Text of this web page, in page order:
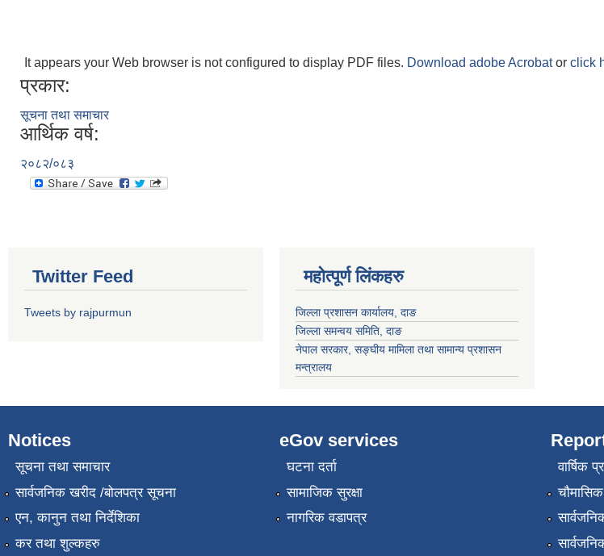
It appears your Web browser is not configured to display PDF files. Download adobe Acrobator click
प्रकार:
सूचना तथा समाचार
आर्थिक वर्ष:
२०८२/०८३
Twitter Feed
Tweets by rajpurmun
महोत्पूर्ण लिंकहरु
जिल्ला प्रशासन कार्यालय, दाङ
जिल्ला समन्वय समिति, दाङ
नेपाल सरकार, सङ्घीय मामिला तथा सामान्य प्रशासन
मन्त्रालय
Notices
सूचना तथा समाचार
सार्वजनिक खरीद /बोलपत्र सूचना
एन, कानुन तथा निर्देशिका
कर तथा शुल्कहरु
eGov services
घटना दर्ता
सामाजिक सुरक्षा
नागरिक वडापत्र
वार्षिक